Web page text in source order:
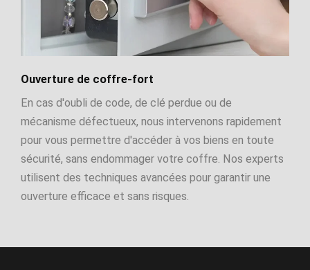
Ouverture de coffre-fort
En cas d'oubli de code, de clé perdue ou de
mécanisme défectueux, nous intervenons rapidement
pour vous permettre d'accéder à vos biens en toute
sécurité, sans endommager votre coffre. Nos experts
utilisent des techniques avancées pour garantir une
ouverture efficace et sans risques.